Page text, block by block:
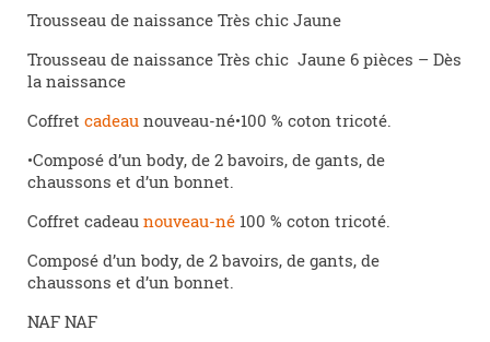
Trousseau de naissance Très chic Jaune
Trousseau de naissance Très chic Jaune 6 pièces – Dès
la naissance
Coffret cadeau nouveau-né•100 % coton tricoté.
•Composé d’un body, de 2 bavoirs, de gants, de
chaussons et d’un bonnet.
Coffret cadeau nouveau-né 100 % coton tricoté.
Composé d’un body, de 2 bavoirs, de gants, de
chaussons et d’un bonnet.
NAF NAF